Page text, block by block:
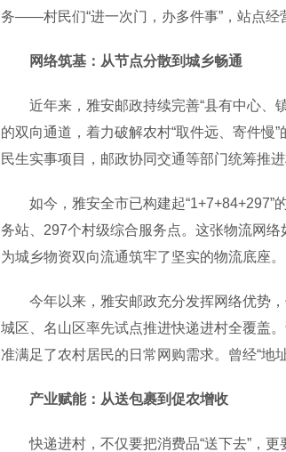
务——村民们“进一次门，办多件事”，站点经
网络筑基：从节点分散到城乡畅通
近年来，雅安邮政持续完善“县有中心、
的双向通道，着力破解农村“取件远、寄件慢
民生实事项目，邮政协同交通等部门统筹推
如今，雅安全市已构建起“1+7+84+297”
务站、297个村级综合服务点。这张物流网络
为城乡物资双向流通筑牢了坚实的物流底座。
今年以来，雅安邮政充分发挥网络优势，
城区、名山区率先试点推进快递进村全覆盖
准满足了农村居民的日常网购需求。曾经“地
产业赋能：从送包裹到促农增收
快递进村，不仅要把消费品“送下去”，更